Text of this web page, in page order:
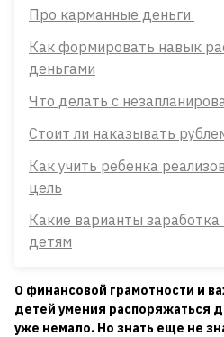
Про карманные деньги
Как формировать навык
деньгами
Что делать с
Стоит ли наказывать
Как учить ребенка
цель
Какие варианты
детям
О финансовой грамотности и
детей умения распоряжаться
уже немало. Но знать еще не